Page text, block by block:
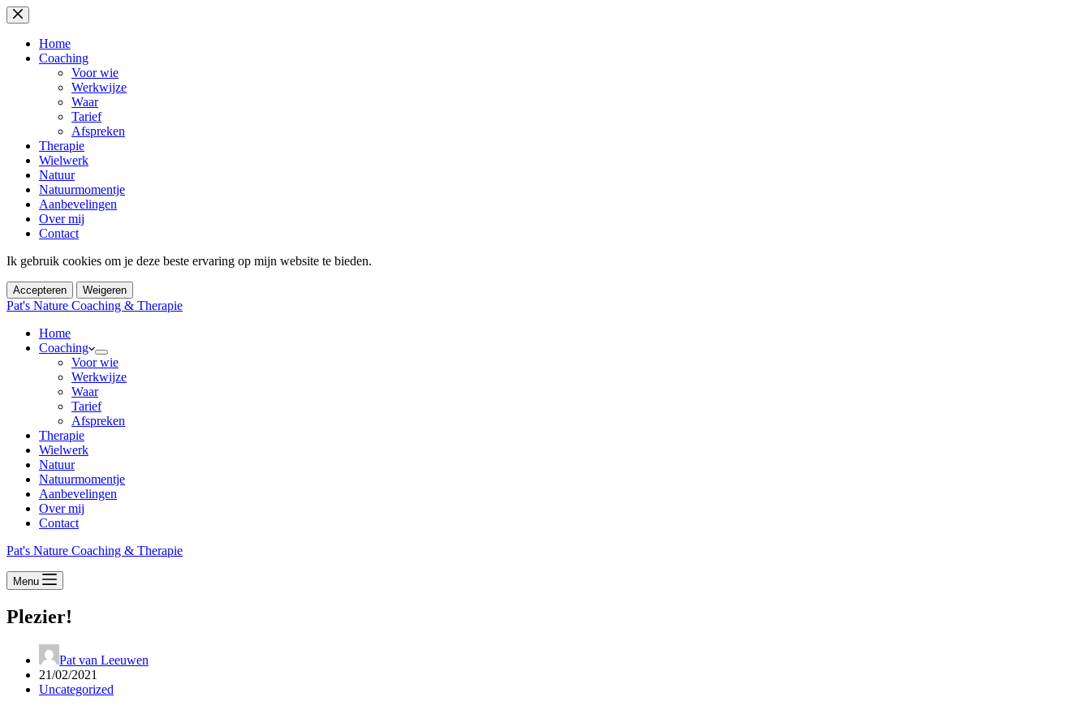
Ga
naar
inhoud
Home
Coaching
Voor wie
Werkwijze
Waar
Tarief
Afspreken
Therapie
Wielwerk
Natuur
Natuurmomentje
Aanbevelingen
Over mij
Contact
Ik gebruik cookies om je deze beste ervaring op mijn website te bieden.
Accepteren Weigeren
Pat's Nature Coaching & Therapie
Home
Coaching
Voor wie
Werkwijze
Waar
Tarief
Afspreken
Therapie
Wielwerk
Natuur
Natuurmomentje
Aanbevelingen
Over mij
Contact
Pat's Nature Coaching & Therapie
Menu
Plezier!
Pat van Leeuwen
21/02/2021
Uncategorized